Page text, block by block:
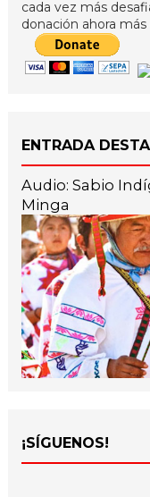
cada vez más
donación ahora
ENTRADA
Audio: Sabio
Minga
¡SÍGUENOS!